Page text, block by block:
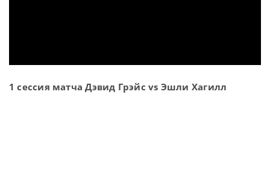
1 сессия матча Дэвид Грэйс vs Эшли Хагилл